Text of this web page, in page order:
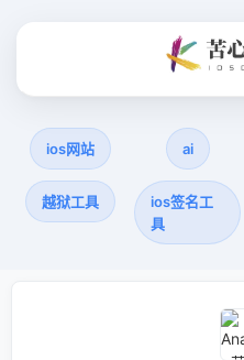
ios网站 ai
越狱工具
ios签名工
具